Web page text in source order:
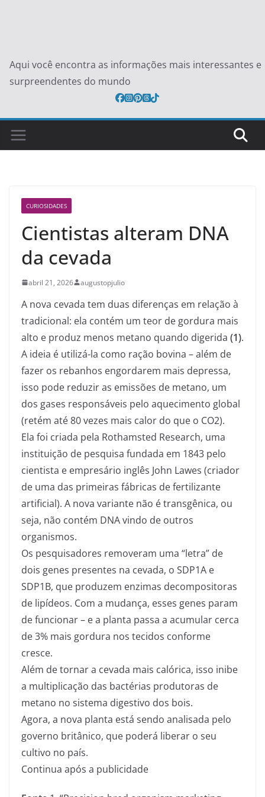
Aqui você encontra as informações mais interessantes e
surpreendentes do mundo
CURIOSIDADES
Cientistas alteram DNA
da cevada
abril 21, 2026 augustopjulio
A nova cevada tem duas diferenças em relação à
tradicional: ela contém um teor de gordura mais
alto e produz menos metano quando digerida (1).
A ideia é utilizá-la como ração bovina – além de
fazer os rebanhos engordarem mais depressa,
isso pode reduzir as emissões de metano, um
dos gases responsáveis pelo aquecimento global
(retém até 80 vezes mais calor do que o CO2).
Ela foi criada pela Rothamsted Research, uma
instituição de pesquisa fundada em 1843 pelo
cientista e empresário inglês John Lawes (criador
de uma das primeiras fábricas de fertilizante
artificial). A nova variante não é transgênica, ou
seja, não contém DNA vindo de outros
organismos.
Os pesquisadores removeram uma “letra” de
dois genes presentes na cevada, o SDP1A e
SDP1B, que produzem enzimas decompositoras
de lipídeos. Com a mudança, esses genes param
de funcionar – e a planta passa a acumular cerca
de 3% mais gordura nos tecidos conforme
cresce.
Além de tornar a cevada mais calórica, isso inibe
a multiplicação das bactérias produtoras de
metano no sistema digestivo dos bois.
Agora, a nova planta está sendo analisada pelo
governo britânico, que poderá liberar o seu
cultivo no país.
Continua após a publicidade